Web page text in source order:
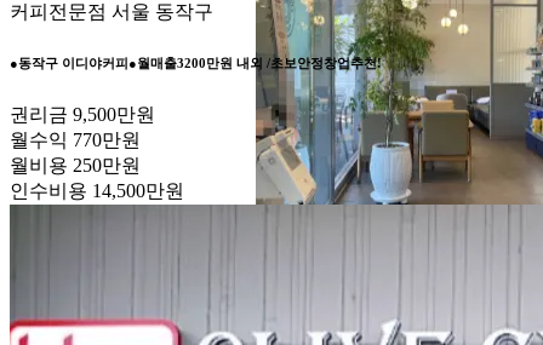
커피전문점 서울 동작구
●동작구 이디야커피●월매출3200만원 내외 /초보안정창업추천!
권리금 9,500만원
월수익 770만원
월비용 250만원
인수비용 14,500만원